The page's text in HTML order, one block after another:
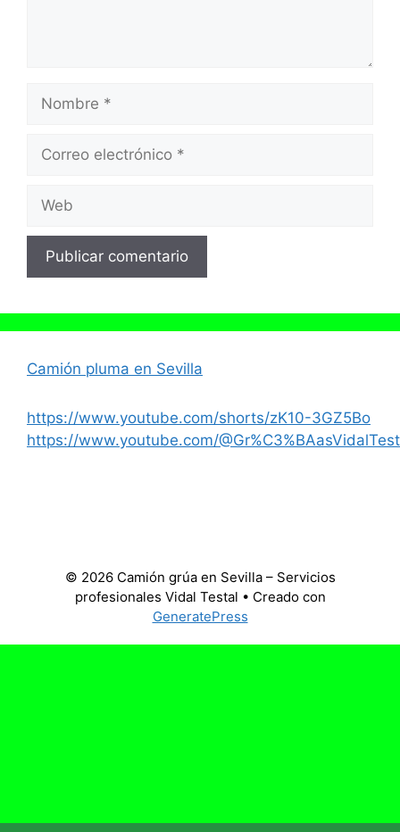
electrónico
Camión pluma en Sevilla
https://www.youtube.com/shorts/zK10-3GZ5Bo
https://www.youtube.com/
© 2026 Camión grúa en Sevilla – Servicios
profesionales Vidal Testal • Creado con
GeneratePress